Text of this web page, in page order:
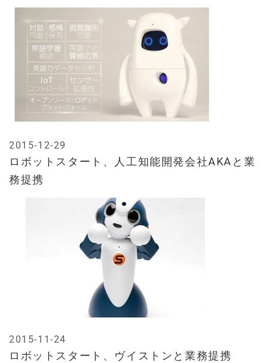
ロボットスタート、人工知能開発会社AKAと業
務提携
2015-12-29
ロボットスタート、ヴイストンと業務提携
2015-11-24